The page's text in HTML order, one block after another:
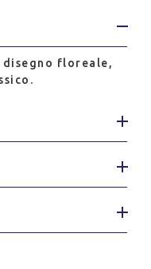
disegno floreale,